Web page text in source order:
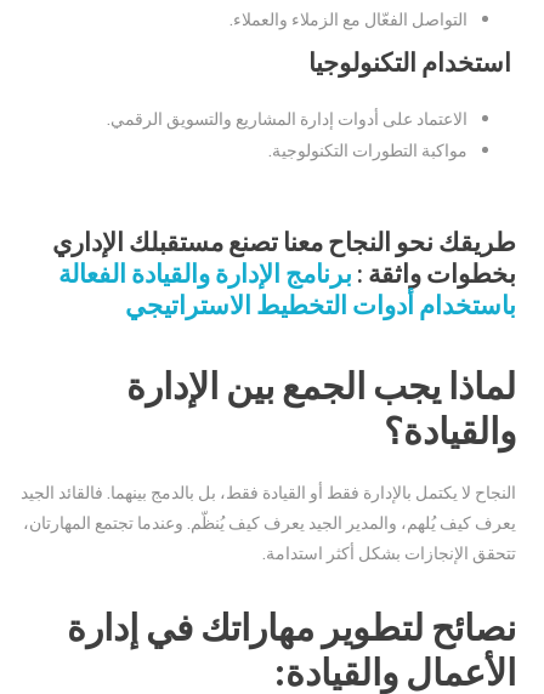
التواصل الفعّال مع الزملاء والعملاء.
استخدام التكنولوجيا
الاعتماد على أدوات إدارة المشاريع والتسويق الرقمي.
مواكبة التطورات التكنولوجية.
طريقك نحو النجاح معنا تصنع مستقبلك الإداري
بخطوات واثقة : برنامج الإدارة والقيادة الفعالة
باستخدام أدوات التخطيط الاستراتيجي
لماذا يجب الجمع بين الإدارة
والقيادة؟
النجاح لا يكتمل بالإدارة فقط أو القيادة فقط، بل بالدمج بينهما. فالقائد الجيد
يعرف كيف يُلهم، والمدير الجيد يعرف كيف يُنظّم. وعندما تجتمع المهارتان،
تتحقق الإنجازات بشكل أكثر استدامة.
نصائح لتطوير مهاراتك في إدارة
الأعمال والقيادة: